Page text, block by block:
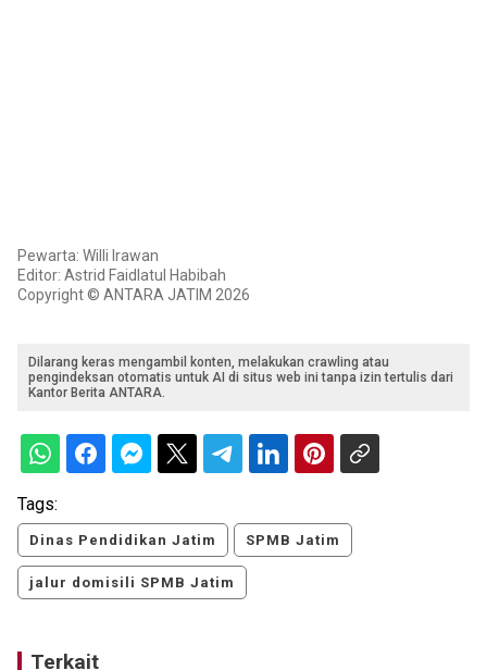
Pewarta: Willi Irawan
Editor: Astrid Faidlatul Habibah
Copyright © ANTARA JATIM 2026
Dilarang keras mengambil konten, melakukan crawling atau
pengindeksan otomatis untuk AI di situs web ini tanpa izin tertulis dari
Kantor Berita ANTARA.
Tags:
Dinas Pendidikan Jatim SPMB Jatim
jalur domisili SPMB Jatim
Terkait